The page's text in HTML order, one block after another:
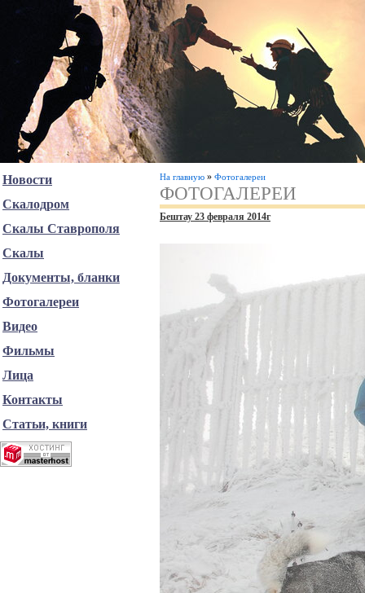
На главную » Фотогалереи
ФОТОГАЛЕРЕИ
Бештау 23 февраля 2014г
Новости
Скалодром
Скалы Ставрополя
Скалы
Документы, бланки
Фотогалереи
Видео
Фильмы
Лица
Контакты
Статьи, книги